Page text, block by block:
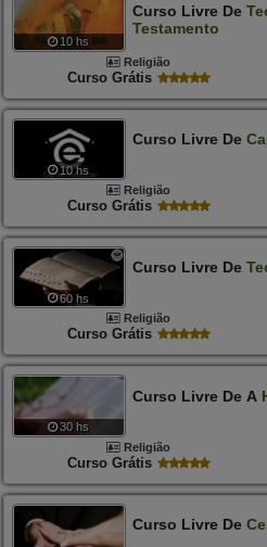
10 hs
Curso Livre De
Testamento
Religião
Curso Grátis
10 hs
Curso Livre De
Religião
Curso Grátis
60 hs
Curso Livre De
Religião
Curso Grátis
30 hs
Curso Livre De A
Religião
Curso Grátis
Curso Livre De